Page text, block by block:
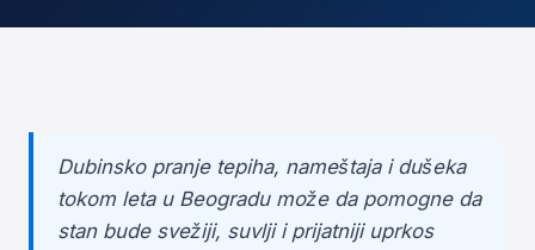
Dubinsko pranje tepiha, nameštaja i dušeka
tokom leta u Beogradu može da pomogne da
stan bude svežiji, suvlji i prijatniji uprkos